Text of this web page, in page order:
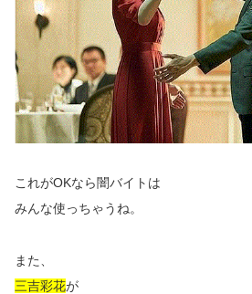
これがOKなら闇バイトは
みんな使っちゃうね。
また、
三吉彩花が